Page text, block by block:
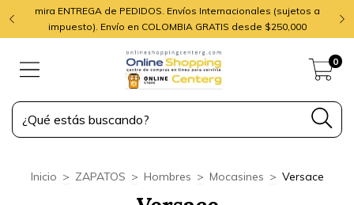
mira ENTREGA de PEDIDOS. Envíos Internacionales (sujetos a
impuesto). Envío en COLOMBIA GRATIS desde $250,000
0
Inicio > ZAPATOS > Hombres > Mocasines > Versace